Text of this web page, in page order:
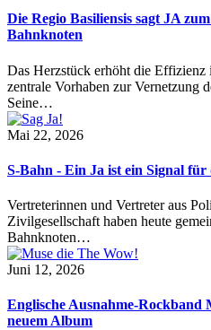
Die Regio Basiliensis sagt JA
Bahnknoten
Das Herzstück erhöht die Effizienz
zentrale Vorhaben zur Vernetzung
Seine…
Mai 22, 2026
S-Bahn - Ein Ja ist ein Signal
Vertreterinnen und Vertreter aus
Zivilgesellschaft haben heute
Bahnknoten…
Juni 12, 2026
Englische Ausnahme-Rockband
neuem Album